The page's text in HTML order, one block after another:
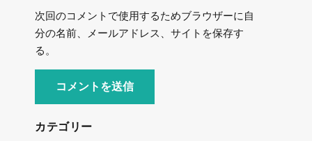
次回のコメントで使用するためブラウザーに自
分の名前、メールアドレス、サイトを保存す
る。
カテゴリー